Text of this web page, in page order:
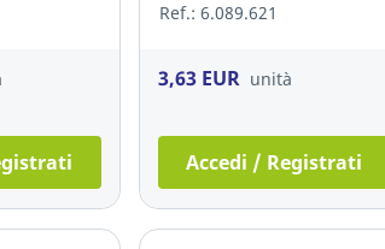
Ref.: 6.089.621
3,63 EUR unità
Accedi / Registrati